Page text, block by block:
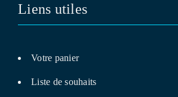
Liens utiles
Votre panier
Liste de souhaits